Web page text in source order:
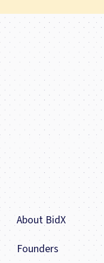
About BidX
Founders